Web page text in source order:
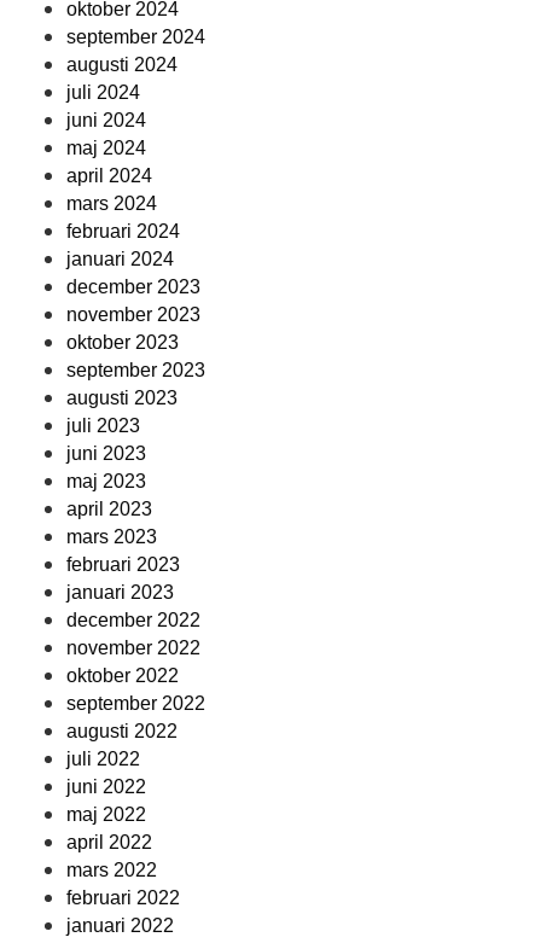
oktober 2024
september 2024
augusti 2024
juli 2024
juni 2024
maj 2024
april 2024
mars 2024
februari 2024
januari 2024
december 2023
november 2023
oktober 2023
september 2023
augusti 2023
juli 2023
juni 2023
maj 2023
april 2023
mars 2023
februari 2023
januari 2023
december 2022
november 2022
oktober 2022
september 2022
augusti 2022
juli 2022
juni 2022
maj 2022
april 2022
mars 2022
februari 2022
januari 2022